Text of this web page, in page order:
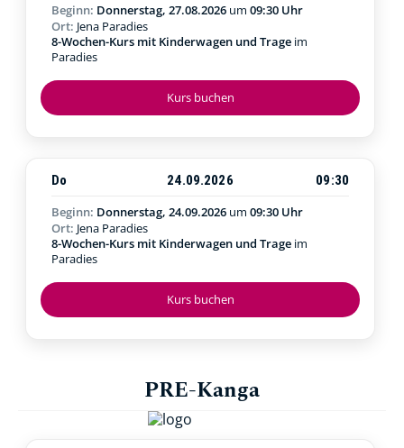
Kurs buchen
Beginn: Donnerstag, 27.08.2026 um 09:30 Uhr
Ort: Jena Paradies
8-Wochen-Kurs mit Kinderwagen und Trage im
Paradies
Kurs buchen
Do 24.09.2026
09:30
Beginn: Donnerstag, 24.09.2026 um 09:30 Uhr
Ort: Jena Paradies
8-Wochen-Kurs mit Kinderwagen und Trage im
Paradies
PRE-Kanga